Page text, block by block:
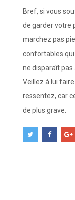
Bref, si vous
de garder votre
marchez pas
confortables
ne disparaît pas
Veillez à lui
ressentez, car
de plus grave.